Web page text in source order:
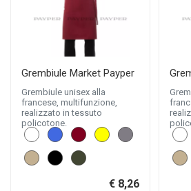
Grembiule Market Payper
Grembiule unisex alla
francese, multifunzione,
realizzato in tessuto
policotone.
€ 8,26